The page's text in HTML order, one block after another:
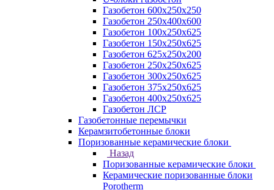
Газобетон 600x250x250
Газобетон 250x400x600
Газобетон 100х250х625
Газобетон 150х250х625
Газобетон 625х250х200
Газобетон 250х250х625
Газобетон 300х250х625
Газобетон 375х250х625
Газобетон 400х250х625
Газобетон ЛСР
Газобетонные перемычки
Керамзитобетонные блоки
Поризованные керамические блоки
Назад
Поризованные керамические блоки
Керамические поризованные блоки
Porotherm